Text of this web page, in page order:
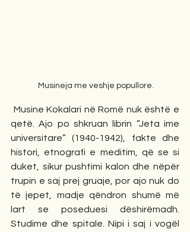
Musineja me veshje popullore.
Musine Kokalari në Romë nuk është e
qetë. Ajo po shkruan librin “Jeta ime
universitare” (1940-1942), fakte dhe
histori, etnografi e meditim, që se si
duket, sikur pushtimi kalon dhe nëpër
trupin e saj prej gruaje, por ajo nuk do
të jepet, madje qëndron shumë më
lart se poseduesi dëshirëmadh.
Studime dhe spitale. Nipi i saj i vogël